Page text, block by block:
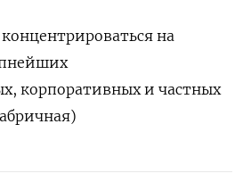
на
корпоративных ‌и частных